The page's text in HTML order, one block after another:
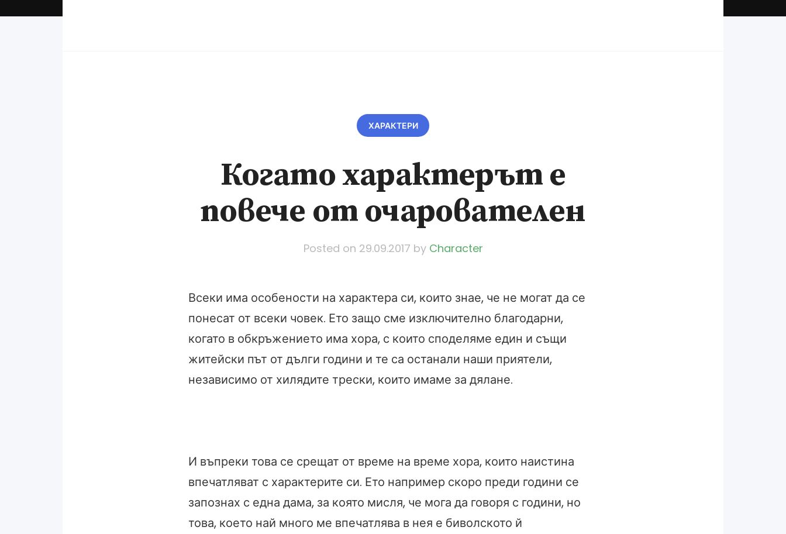
ХАРАКТЕРИ
Когато характерът е
повече от очарователен
Posted on 29.09.2017 by Character
Всеки има особености на характера си, които знае, че не могат да се
понесат от всеки човек. Ето защо сме изключително благодарни,
когато в обкръжението има хора, с които споделяме един и същи
житейски път от дълги години и те са останали наши приятели,
независимо от хилядите трески, които имаме за дялане.
И въпреки това се срещат от време на време хора, които наистина
впечатляват с характерите си. Ето например скоро преди години се
запознах с една дама, за която мисля, че мога да говоря с години, но
това, което най много ме впечатлява в нея е биволското й